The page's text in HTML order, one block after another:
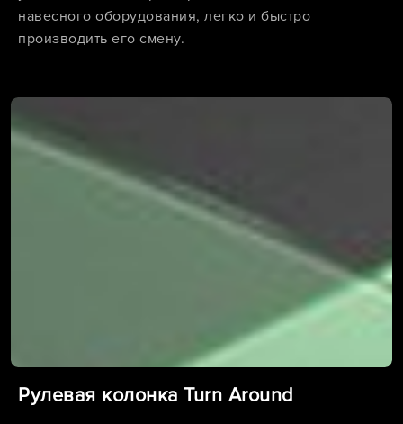
навесного оборудования, легко и быстро
производить его смену.
Рулевая колонка Turn Around